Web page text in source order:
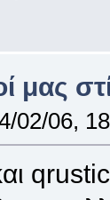
μας
02/06,